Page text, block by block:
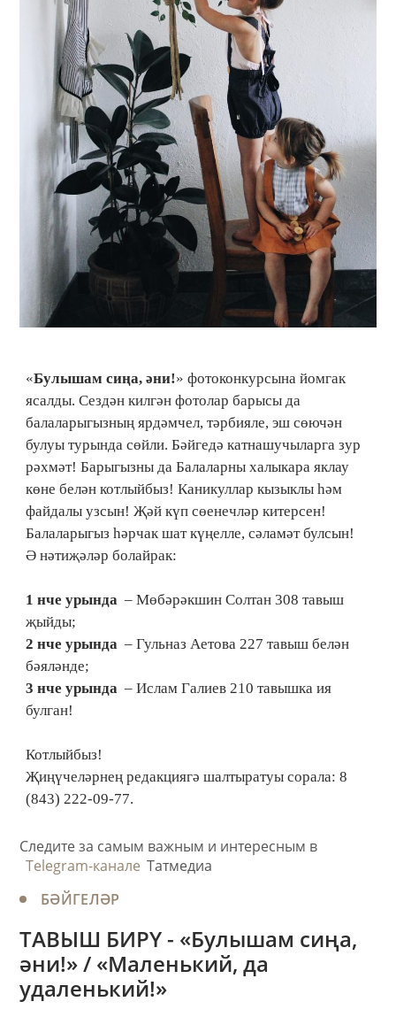
«Булышам сиңа, әни!» фотоконкурсына йомгак
ясалды. Сездән килгән фотолар барысы да
балаларыгызның ярдәмчел, тәрбияле, эш сөючән
булуы турында сөйли. Бәйгедә катнашучыларга зур
рәхмәт! Барыгызны да Балаларны халыкара яклау
көне белән котлыйбыз! Каникуллар кызыклы һәм
файдалы узсын! Җәй күп сөенечләр китерсен!
Балаларыгыз һәрчак шат күңелле, сәламәт булсын!
Ә нәтиҗәләр болайрак:
1 нче урында – Мөбәрәкшин Солтан 308 тавыш
җыйды;
2 нче урында – Гульназ Аетова 227 тавыш белән
бәяләнде;
3 нче урында – Ислам Галиев 210 тавышка ия
булган!
Котлыйбыз!
Җиңүчеләрнең редакциягә шалтыратуы сорала: 8
(843) 222-09-77.
Следите за самым важным и интересным в
Telegram-канале Татмедиа
БӘЙГЕЛӘР
ТАВЫШ БИРҮ - «Булышам сиңа,
әни!» / «Маленький, да
удаленький!»